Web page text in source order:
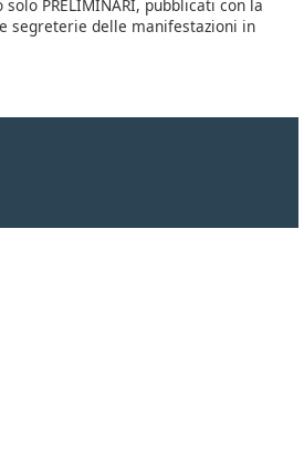
PRELIMINARI, pubblicati con la
segreterie delle manifestazioni in